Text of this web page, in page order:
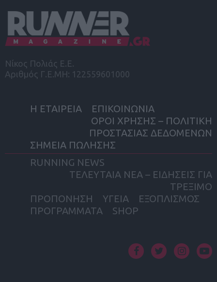
Νίκος Πολιάς Ε.Ε.
Αριθμός Γ.Ε.ΜΗ: 122559601000
Η ΕΤΑΙΡΕΙΑ
ΕΠΙΚΟΙΝΩΝΙΑ
ΟΡΟΙ ΧΡΗΣΗΣ – ΠΟΛΙΤΙΚΗ
ΠΡΟΣΤΑΣΙΑΣ ΔΕΔΟΜΕΝΩΝ
ΣΗΜΕΙΑ ΠΩΛΗΣΗΣ
RUNNING NEWS
ΤΕΛΕΥΤΑΙΑ ΝΕΑ – ΕΙΔΗΣΕΙΣ ΓΙΑ
ΤΡΕΞΙΜΟ
ΠΡΟΠΟΝΗΣΗ
ΥΓΕΙΑ
ΕΞΟΠΛΙΣΜΟΣ
ΠΡΟΓΡΑΜΜΑΤΑ
SHOP